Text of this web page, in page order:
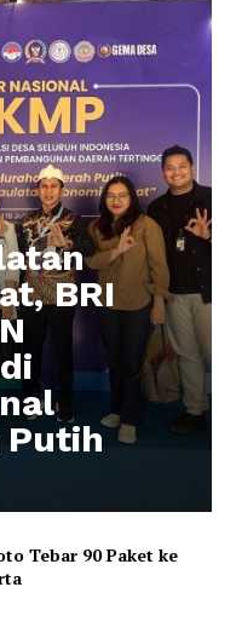
BRI
Putih
Tebar 90 Paket ke